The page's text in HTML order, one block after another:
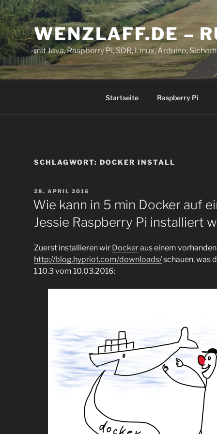
Zum
Inhalt
springen WENZLAFF.DE –
mit Java, Raspberry Pi, SDR, Linux, Arduino,
Startseite Raspberry Pi
SCHLAGWORT: DOCKER INSTALL
VERÖFFENTLICHT
AM
28. APRIL 2016
Wie kann in 5 min Docker auf
Jessie Raspberry Pi installiert
Zuerst installieren wir Dockeraus einem
http://blog.hypriot.com/downloads/schauen, was
1.10.3 vom 10.03.2016: